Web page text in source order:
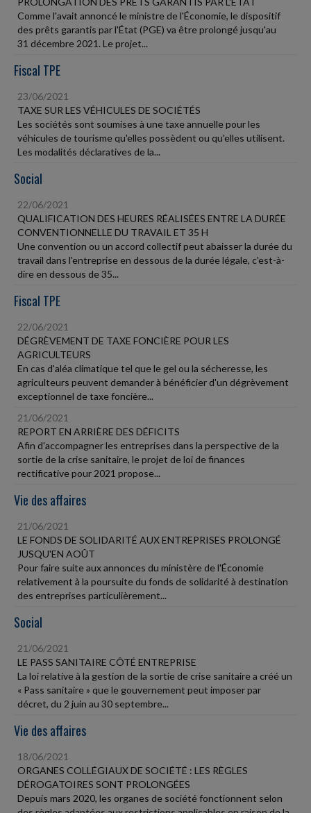
Comme l'avait annoncé le ministre de l'Économie, le dispositif
des prêts garantis par l'État (PGE) va être prolongé jusqu'au
31 décembre 2021. Le projet...
Fiscal TPE
23/06/2021
TAXE SUR LES VÉHICULES DE SOCIÉTÉS
Les sociétés sont soumises à une taxe annuelle pour les
véhicules de tourisme qu'elles possèdent ou qu'elles utilisent.
Les modalités déclaratives de la...
Social
22/06/2021
QUALIFICATION DES HEURES RÉALISÉES ENTRE LA DURÉE
CONVENTIONNELLE DU TRAVAIL ET 35 H
Une convention ou un accord collectif peut abaisser la durée du
travail dans l'entreprise en dessous de la durée légale, c'est-à-
dire en dessous de 35...
Fiscal TPE
22/06/2021
DÉGRÈVEMENT DE TAXE FONCIÈRE POUR LES
AGRICULTEURS
En cas d'aléa climatique tel que le gel ou la sécheresse, les
agriculteurs peuvent demander à bénéficier d'un dégrèvement
exceptionnel de taxe foncière...
21/06/2021
REPORT EN ARRIÈRE DES DÉFICITS
Afin d'accompagner les entreprises dans la perspective de la
sortie de la crise sanitaire, le projet de loi de finances
rectificative pour 2021 propose...
Vie des affaires
21/06/2021
LE FONDS DE SOLIDARITÉ AUX ENTREPRISES PROLONGÉ
JUSQU'EN AOÛT
Pour faire suite aux annonces du ministère de l'Économie
relativement à la poursuite du fonds de solidarité à destination
des entreprises particulièrement...
Social
21/06/2021
LE PASS SANITAIRE CÔTÉ ENTREPRISE
La loi relative à la gestion de la sortie de crise sanitaire a créé un
« Pass sanitaire » que le gouvernement peut imposer par
décret, du 2 juin au 30 septembre...
Vie des affaires
18/06/2021
ORGANES COLLÉGIAUX DE SOCIÉTÉ : LES RÈGLES
DÉROGATOIRES SONT PROLONGÉES
Depuis mars 2020, les organes de société fonctionnent selon